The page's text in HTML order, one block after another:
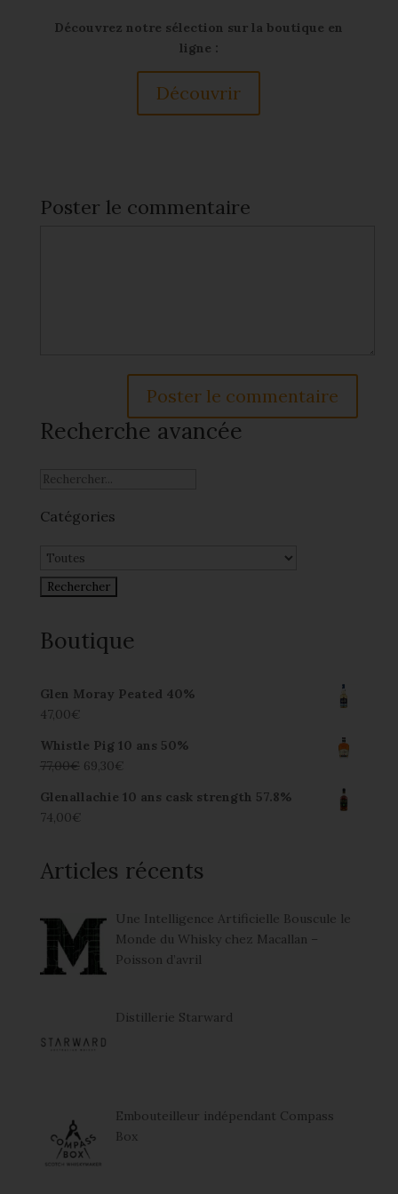
Découvrez notre sélection sur la boutique en
ligne :
Découvrir
Poster le commentaire
Recherche avancée
Catégories
Boutique
Glen Moray Peated 40%
47,00€
Whistle Pig 10 ans 50%
77,00€ 69,30€
Glenallachie 10 ans cask strength 57.8%
74,00€
Articles récents
Une Intelligence Artificielle Bouscule le
Monde du Whisky chez Macallan –
Poisson d’avril
Distillerie Starward
Embouteilleur indépendant Compass
Box